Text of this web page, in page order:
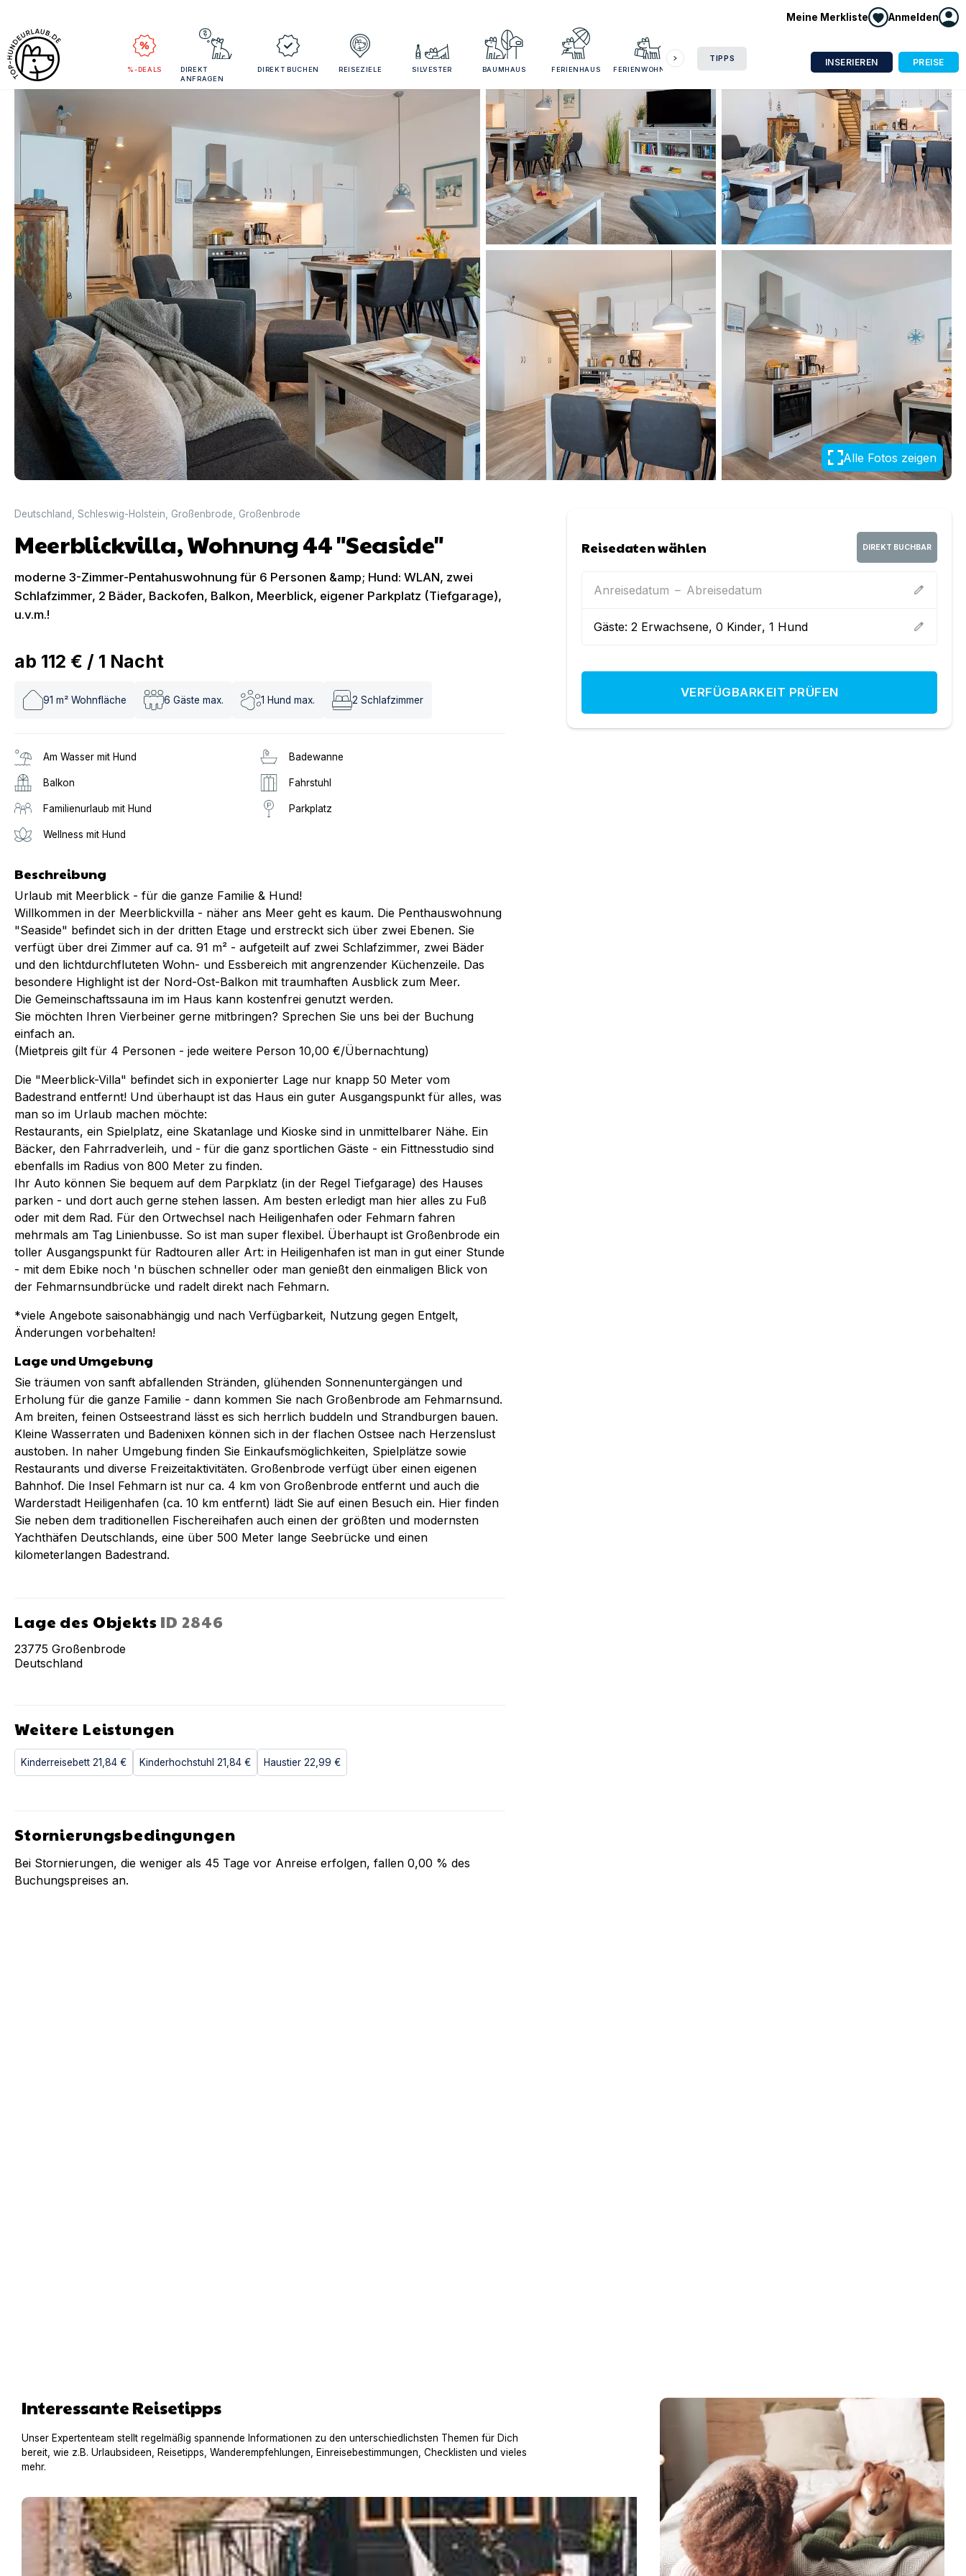
Meine Merkliste Anmelden
%-DEALS
DIREKT
ANFRAGEN
DIREKT BUCHEN REISEZIELE SILVESTER BAUMHAUS FERIENHAUS FERIENWOHNUNG
TIPPS INSERIEREN PREISE
Alle Fotos zeigen
Deutschland Schleswig-Holstein Großenbrode Großenbrode
Meerblickvilla, Wohnung 44 "Seaside"
moderne 3-Zimmer-Pentahuswohnung für 6 Personen &amp; Hund: WLAN, zwei
Schlafzimmer, 2 Bäder, Backofen, Balkon, Meerblick, eigener Parkplatz (Tiefgarage),
u.v.m.!
ab 112 € / 1 Nacht
91 m² Wohnfläche 6 Gäste max. 1 Hund max. 2 Schlafzimmer
Am Wasser mit Hund Badewanne
Balkon Fahrstuhl
Familienurlaub mit Hund Parkplatz
Wellness mit Hund
Beschreibung
Urlaub mit Meerblick - für die ganze Familie & Hund!
Willkommen in der Meerblickvilla - näher ans Meer geht es kaum. Die Penthauswohnung
"Seaside" befindet sich in der dritten Etage und erstreckt sich über zwei Ebenen. Sie
verfügt über drei Zimmer auf ca. 91 m² - aufgeteilt auf zwei Schlafzimmer, zwei Bäder
und den lichtdurchfluteten Wohn- und Essbereich mit angrenzender Küchenzeile. Das
besondere Highlight ist der Nord-Ost-Balkon mit traumhaften Ausblick zum Meer.
Die Gemeinschaftssauna im im Haus kann kostenfrei genutzt werden.
Sie möchten Ihren Vierbeiner gerne mitbringen? Sprechen Sie uns bei der Buchung
einfach an.
(Mietpreis gilt für 4 Personen - jede weitere Person 10,00 €/Übernachtung)
Die "Meerblick-Villa" befindet sich in exponierter Lage nur knapp 50 Meter vom
Badestrand entfernt! Und überhaupt ist das Haus ein guter Ausgangspunkt für alles, was
man so im Urlaub machen möchte:
Restaurants, ein Spielplatz, eine Skatanlage und Kioske sind in unmittelbarer Nähe. Ein
Bäcker, den Fahrradverleih, und - für die ganz sportlichen Gäste - ein Fittnesstudio sind
ebenfalls im Radius von 800 Meter zu finden.
Ihr Auto können Sie bequem auf dem Parpklatz (in der Regel Tiefgarage) des Hauses
parken - und dort auch gerne stehen lassen. Am besten erledigt man hier alles zu Fuß
oder mit dem Rad. Für den Ortwechsel nach Heiligenhafen oder Fehmarn fahren
mehrmals am Tag Linienbusse. So ist man super flexibel. Überhaupt ist Großenbrode ein
toller Ausgangspunkt für Radtouren aller Art: in Heiligenhafen ist man in gut einer Stunde
- mit dem Ebike noch 'n büschen schneller oder man genießt den einmaligen Blick von
der Fehmarnsundbrücke und radelt direkt nach Fehmarn.
*viele Angebote saisonabhängig und nach Verfügbarkeit, Nutzung gegen Entgelt,
Änderungen vorbehalten!
Lage und Umgebung
Sie träumen von sanft abfallenden Stränden, glühenden Sonnenuntergängen und
Erholung für die ganze Familie - dann kommen Sie nach Großenbrode am Fehmarnsund.
Am breiten, feinen Ostseestrand lässt es sich herrlich buddeln und Strandburgen bauen.
Kleine Wasserraten und Badenixen können sich in der flachen Ostsee nach Herzenslust
austoben. In naher Umgebung finden Sie Einkaufsmöglichkeiten, Spielplätze sowie
Restaurants und diverse Freizeitaktivitäten. Großenbrode verfügt über einen eigenen
Bahnhof. Die Insel Fehmarn ist nur ca. 4 km von Großenbrode entfernt und auch die
Warderstadt Heiligenhafen (ca. 10 km entfernt) lädt Sie auf einen Besuch ein. Hier finden
Sie neben dem traditionellen Fischereihafen auch einen der größten und modernsten
Yachthäfen Deutschlands, eine über 500 Meter lange Seebrücke und einen
kilometerlangen Badestrand.
Lage des Objekts ID 2846
23775 Großenbrode
Deutschland
Weitere Leistungen
Kinderreisebett 21,84 € Kinderhochstuhl 21,84 € Haustier 22,99 €
Stornierungsbedingungen
Bei Stornierungen, die weniger als 45 Tage vor Anreise erfolgen, fallen 0,00 % des
Buchungspreises an.
Reisedaten wählen DIREKT BUCHBAR
Anreisedatum – Abreisedatum edit
Gäste:2 Erwachsene,0 Kinder,1 Hund edit
VERFÜGBARKEIT PRÜFEN
Interessante Reisetipps
Unser Expertenteam stellt regelmäßig spannende Informationen zu den unterschiedlichsten Themen für Dich
bereit, wie z.B. Urlaubsideen, Reisetipps, Wanderempfehlungen, Einreisebestimmungen, Checklisten und vieles
mehr.
Hausboot mit Hund